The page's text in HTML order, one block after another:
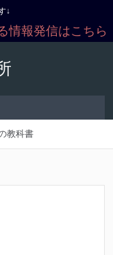
↓
情報発信はこちら
教科書